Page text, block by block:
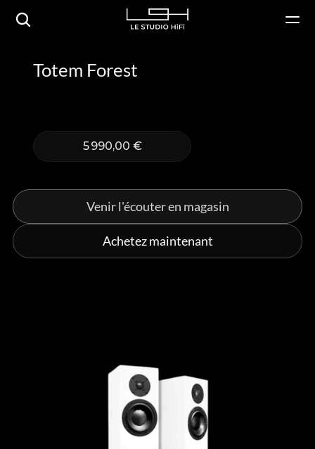
Totem Forest
5 990,00 €
Achetez maintenant
Venir l'écouter en magasin